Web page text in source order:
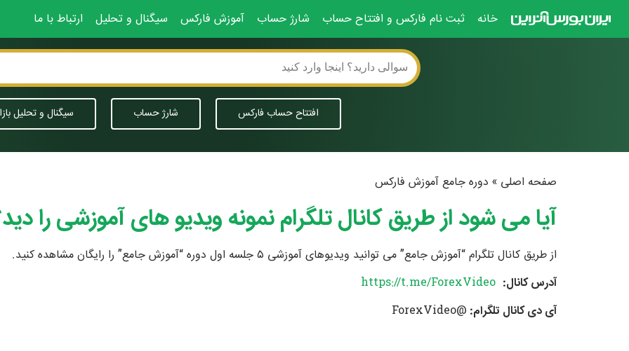
خانه ثبت نام فارکس و افتتاح حساب شارژ حساب آموزش فارکس سیگنال و تحلیل ارتباط با ما
افتتاح حساب فارکس شارژ حساب سیگنال و تحلیل
صفحه اصلی » دوره جامع آموزش فارکس
آیا می شود از طریق کانال تلگرام نمونه ویدیو های آموزشی را
از طریق کانال تلگرام “آموزش جامع” می توانید ویدیوهای آموزشی ۵ جلسه اول دوره “آموزش جامع” را رایگان مشاهده کنید.
آدرس کانال: https://t.me/ForexVideo
آی دی کانال تلگرام: @ForexVideo